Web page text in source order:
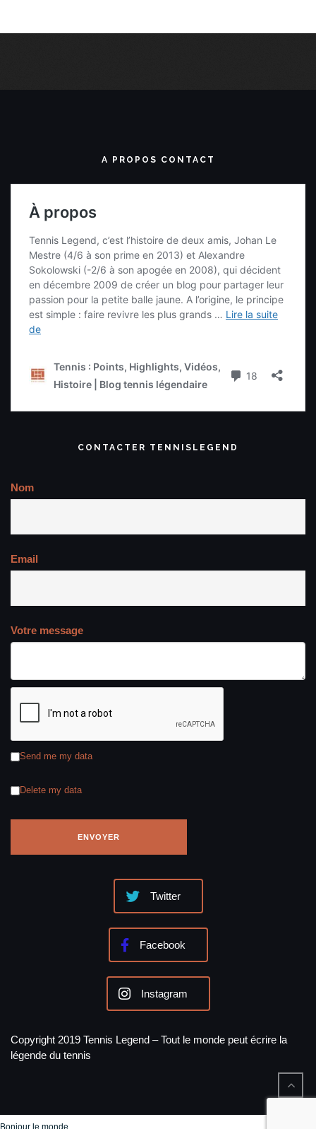
A PROPOS CONTACT
CONTACTER TENNISLEGEND
Nom
Email
Votre message
Send me my data
Delete my data
Twitter
Facebook
Instagram
Copyright 2019 Tennis Legend – Tout le monde peut écrire la
légende du tennis
Bonjour le monde